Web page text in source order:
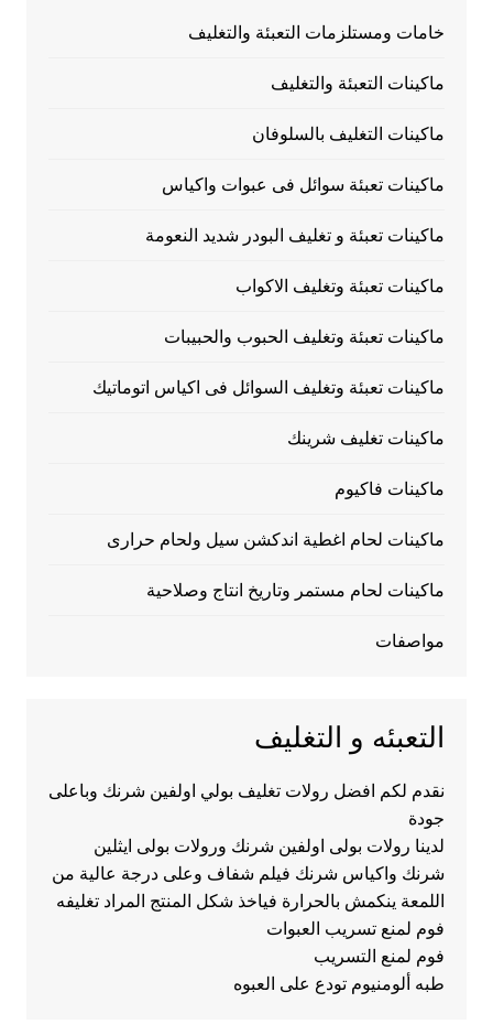
خامات ومستلزمات التعبئة والتغليف
ماكينات التعبئة والتغليف
ماكينات التغليف بالسلوفان
ماكينات تعبئة سوائل فى عبوات واكياس
ماكينات تعبئة و تغليف البودر شديد النعومة
ماكينات تعبئة وتغليف الاكواب
ماكينات تعبئة وتغليف الحبوب والحبيبات
ماكينات تعبئة وتغليف السوائل فى اكياس اتوماتيك
ماكينات تغليف شرينك
ماكينات فاكيوم
ماكينات لحام اغطية اندكشن سيل ولحام حرارى
ماكينات لحام مستمر وتاريخ انتاج وصلاحية
مواصفات
التعبئه و التغليف
نقدم لكم افضل رولات تغليف بولي اولفين شرنك وباعلى
جودة
لدينا رولات بولى اولفين شرنك ورولات بولى ايثلين
شرنك واكياس شرنك فيلم شفاف وعلى درجة عالية من
اللمعة ينكمش بالحرارة فياخذ شكل المنتج المراد تغليفه
فوم لمنع تسريب العبوات
فوم لمنع التسريب
طبه ألومنيوم تودع على العبوه